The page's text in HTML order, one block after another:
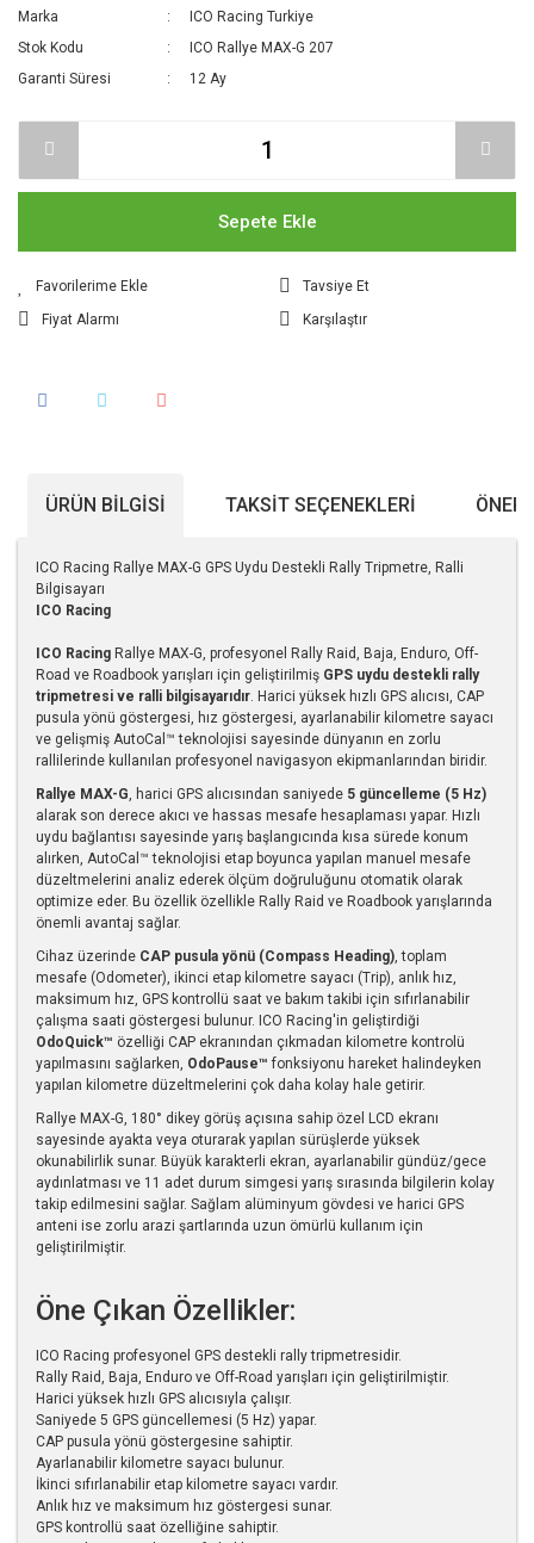
Marka
ICO Racing Turkiye
Stok Kodu
ICO Rallye MAX-G 207
Garanti Süresi
12 Ay
Sepete Ekle
Tavsiye Et
Fiyat Alarmı
Karşılaştır
ÜRÜN BILGISI TAKSIT SEÇENEKLERI
ICO Racing Rallye MAX-G GPS Uydu Destekli Rally Tripmetre, Ralli
Bilgisayarı
ICO Racing
ICO Racing Rallye MAX-G, profesyonel Rally Raid, Baja, Enduro, Off-
Road ve Roadbook yarışları için geliştirilmiş GPS uydu destekli rally
tripmetresi ve ralli bilgisayarıdır . Harici yüksek hızlı GPS alıcısı, CAP
pusula yönü göstergesi, hız göstergesi, ayarlanabilir kilometre sayacı
ve gelişmiş AutoCal™ teknolojisi sayesinde dünyanın en zorlu
rallilerinde kullanılan profesyonel navigasyon ekipmanlarından biridir.
Rallye MAX-G , harici GPS alıcısından saniyede 5 güncelleme (5 Hz)
alarak son derece akıcı ve hassas mesafe hesaplaması yapar. Hızlı
uydu bağlantısı sayesinde yarış başlangıcında kısa sürede konum
alırken, AutoCal™ teknolojisi etap boyunca yapılan manuel mesafe
düzeltmelerini analiz ederek ölçüm doğruluğunu otomatik olarak
optimize eder. Bu özellik özellikle Rally Raid ve Roadbook yarışlarında
önemli avantaj sağlar.
Cihaz üzerinde CAP pusula yönü (Compass Heading) , toplam
mesafe (Odometer), ikinci etap kilometre sayacı (Trip), anlık hız,
maksimum hız, GPS kontrollü saat ve bakım takibi için sıfırlanabilir
çalışma saati göstergesi bulunur. ICO Racing'in geliştirdiği
OdoQuick™ özelliği CAP ekranından çıkmadan kilometre kontrolü
yapılmasını sağlarken, OdoPause™ fonksiyonu hareket halindeyken
yapılan kilometre düzeltmelerini çok daha kolay hale getirir.
Rallye MAX-G, 180° dikey görüş açısına sahip özel LCD ekranı
sayesinde ayakta veya oturarak yapılan sürüşlerde yüksek
okunabilirlik sunar. Büyük karakterli ekran, ayarlanabilir gündüz/gece
aydınlatması ve 11 adet durum simgesi yarış sırasında bilgilerin kolay
takip edilmesini sağlar. Sağlam alüminyum gövdesi ve harici GPS
anteni ise zorlu arazi şartlarında uzun ömürlü kullanım için
geliştirilmiştir.
Öne Çıkan Özellikler:
ICO Racing profesyonel GPS destekli rally tripmetresidir.
Rally Raid, Baja, Enduro ve Off-Road yarışları için geliştirilmiştir.
Harici yüksek hızlı GPS alıcısıyla çalışır.
Saniyede 5 GPS güncellemesi (5 Hz) yapar.
CAP pusula yönü göstergesine sahiptir.
Ayarlanabilir kilometre sayacı bulunur.
İkinci sıfırlanabilir etap kilometre sayacı vardır.
Anlık hız ve maksimum hız göstergesi sunar.
GPS kontrollü saat özelliğine sahiptir.